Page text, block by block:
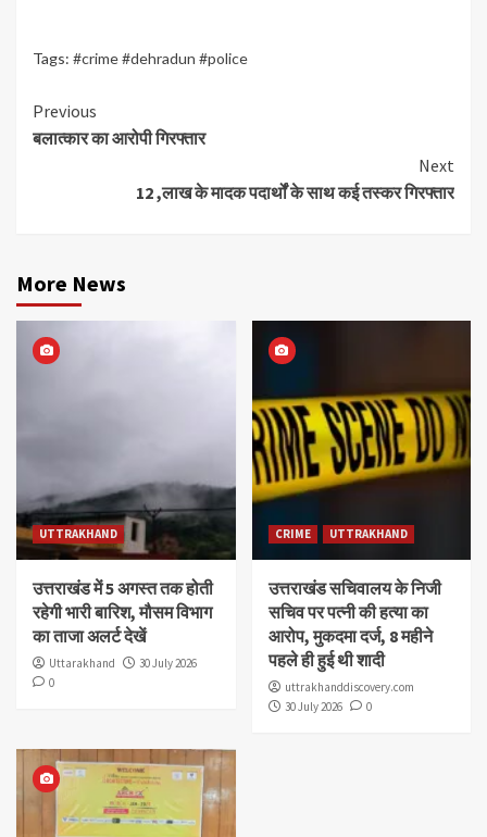
Tags: #crime #dehradun #police
Continue
Reading
Previous
बलात्कार का आरोपी गिरफ्तार
Next
12 ,लाख के मादक पदार्थों के साथ कई तस्कर गिरफ्तार
More News
UTTRAKHAND
उत्तराखंड में 5 अगस्त तक होती
रहेगी भारी बारिश, मौसम विभाग
का ताजा अलर्ट देखें
Uttarakhand
30 July 2026
0
CRIME UTTRAKHAND
उत्तराखंड सचिवालय के निजी
सचिव पर पत्नी की हत्या का
आरोप, मुकदमा दर्ज, 8 महीने
पहले ही हुई थी शादी
uttrakhanddiscovery.com
30 July 2026
0